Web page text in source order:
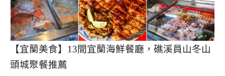
【宜蘭美食】13間宜蘭海鮮餐廳，礁溪員山冬山
頭城聚餐推薦